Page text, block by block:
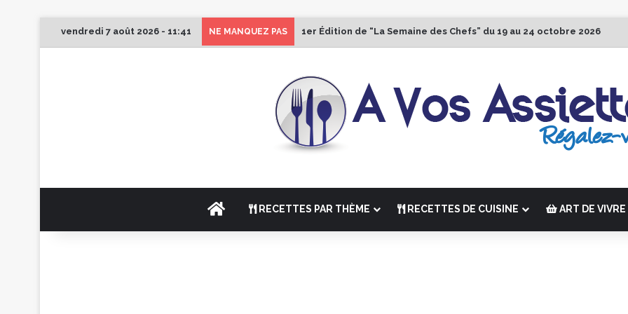
vendredi 7 août 2026 - 11:41 NE MANQUEZ PAS 1er Édition de “La Semaine des Chefs” du 19 au 24 octobre 2026
ACCUEILRECETTES PAR THÈME RECETTES DE CUISINE ART DE VIVRE